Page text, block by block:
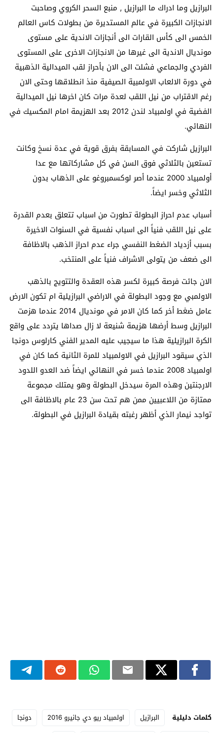
البرازيل وما ادراك ما البرازيل , منبع السحر الكروي وصاحبت
الانجازات الكبيرة في عالم المستديرة من بطولات كاس العالم
الخمس الى كأس القارات الى أنجازات الاندية على مستوى
مونديال الاندية الى غيرها من الانجازات الاخرى على المستوى
الفردي والجماعي فشلت الى الان بأحراز لقب الميدالية الذهبية
في دورة الالعاب الاولمبية الصيفية منذ انطلاقها وحتى الان
رغم الاقتراب من نيل اللقب لعدة مرات كان اخرها نيل الميدالية
الفضية في اولمبياد لندن 2012 بعد الهزيمة امام المكسيك في
النهائي.
البرازيل شاركت في المسابقة بفرق قوية في عدة نسخ وكانت
تستعين بالثلاثي فوق السن في كل مشاركاتها مع عدا
أولمبياد 2000 عندما أصر لوكسمبروغو على الذهاب بدون
الثلاثي وخسر ايضاً.
أسباب عدم احراز البطولة تطورت من اسباب تتعلق بعدم القدرة
على نيل اللقب فنياً الى اسباب نفسية في السنوات الاخيرة
بسبب أزدياد الضغط النفسي جراء عدم احراز الذهب بالاظافة
الى ضعف من يتولى الاشراف فنياً على المنتخب.
الان جائت فرصة كبيرة لكسر هذه العقدة والتتويج بالذهب
الاولمبي مع وجود البطولة في الاراضي البرازيلية ام تكون الارض
عامل ضغط أخر كما كان الامر في مونديال 2014 عندما هزمت
البرازيل وسط أرضها هزيمة شنيعة لا زال صداها يتردد على واقع
الكرة البرازيلية هذا ما سيجيب عليه المدير الفني كارلوس دونجا
الذي سيقود البرازيل في الاولمبياد للمرة الثانية كما كان في
اولمبياد 2008 عندما خسر في النهائي ايضاً ضد العدو اللدود
الارجنتين وهذه المرة سيدخل البطولة وهو يمتلك مجموعة
ممتازة من اللاعبيين ممن هم تحت سن 23 عام بالاظافة الى
تواجد نيمار الذي أظهر رغبته بقيادة البرازيل في البطولة.
كلمات دليلية البرازيل اولمبياد ريو دي جانيرو 2016
دونجا